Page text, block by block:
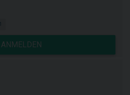
ANMELDEN